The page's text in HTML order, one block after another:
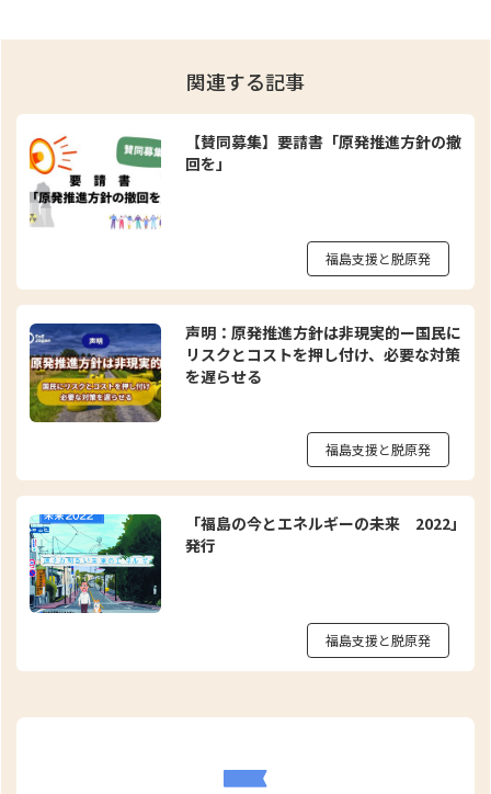
関連する記事
【賛同募集】要請書「原発推進方針の撤
回を」
福島支援と脱原発
声明：原発推進方針は非現実的ー国民に
リスクとコストを押し付け、必要な対策
を遅らせる
福島支援と脱原発
「福島の今とエネルギーの未来 2022」
発行
福島支援と脱原発